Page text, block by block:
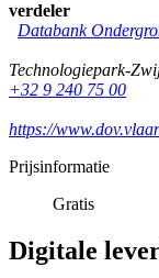
verdeler
Databank
Technologiepark-
+32 9 240 75 00
https://
Prijsinformatie
Gratis
Digitale